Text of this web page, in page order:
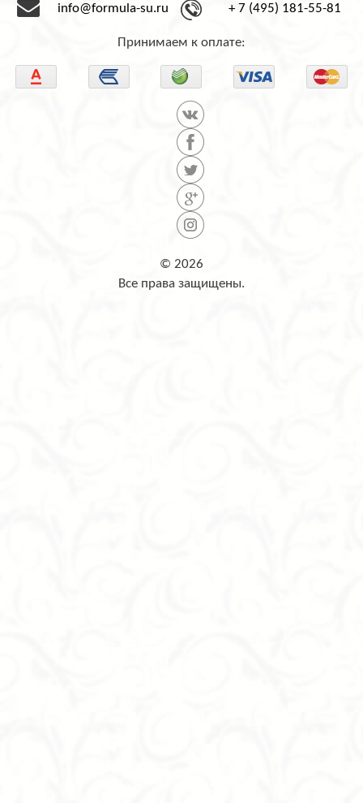
info@formula-su.ru + 7 (495) 181-55-81
Принимаем к оплате:
© 2026
Все права защищены.